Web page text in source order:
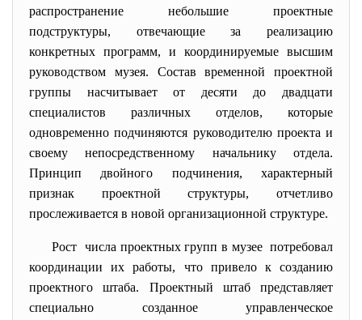
распространение небольшие проектные
подструктуры, отвечающие за реализацию
конкретных программ, и координируемые высшим
руководством музея. Состав временной проектной
группы насчитывает от десяти до двадцати
специалистов различных отделов, которые
одновременно подчиняются руководителю проекта и
своему непосредственному начальнику отдела.
Принцип двойного подчинения, характерный
признак проектной структуры, отчетливо
прослеживается в новой организационной структуре.
Рост числа проектных групп в музее потребовал
координации их работы, что привело к созданию
проектного штаба. Проектный штаб представляет
специально созданное управленческое